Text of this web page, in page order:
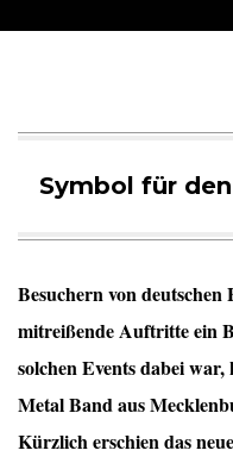
Symbol für
Besuchern von
mitreißende Auftritte ein
solchen Events dabei
Metal Band aus
Kürzlich erschien das